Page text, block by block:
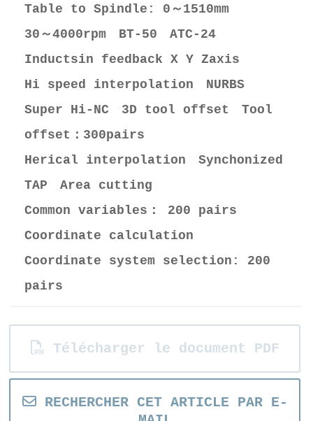
Table to Spindle: 0～1510mm
30～4000rpm BT-50 ATC-24
Inductsin feedback X Y Zaxis
Hi speed interpolation NURBS
Super Hi-NC 3D tool offset Tool
offset：300pairs
Herical interpolation Synchonized
TAP Area cutting
Common variables： 200 pairs
Coordinate calculation
Coordinate system selection: 200
pairs
Télécharger le document PDF
RECHERCHER CET ARTICLE PAR E-